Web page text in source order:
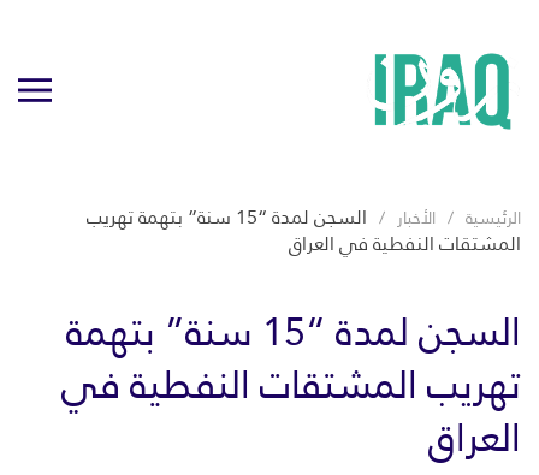
الرئيسية الأخبار السجن لمدة “15 سنة” بتهمة تهريب
المشتقات النفطية في العراق
السجن لمدة “15 سنة” بتهمة
تهريب المشتقات النفطية في
العراق